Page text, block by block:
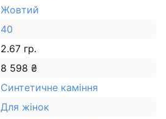
Жовтий
40
2.67 гр.
8 598 ₴
Синтетичне каміння
Для жінок